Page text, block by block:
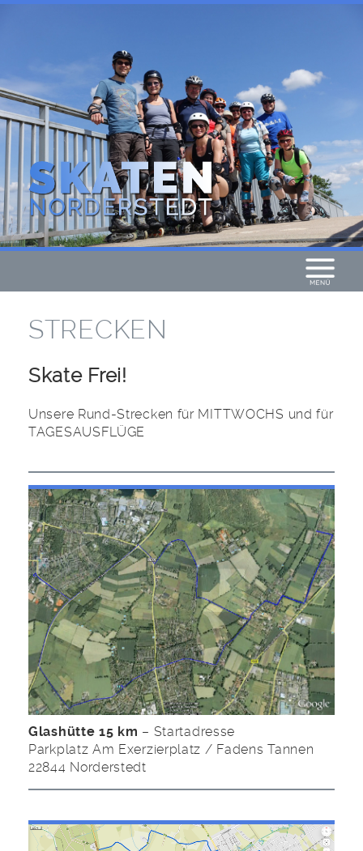
STRECKEN
Skate Frei!
Unsere Rund-Strecken für MITTWOCHS und für
TAGESAUSFLÜGE
Glashütte 15 km – Startadresse
Parkplatz Am Exerzierplatz / Fadens Tannen
22844 Norderstedt